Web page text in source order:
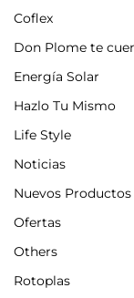
Coflex
Don Plome te
Energía Solar
Hazlo Tu Mismo
Life Style
Noticias
Nuevos Productos
Ofertas
Others
Rotoplas